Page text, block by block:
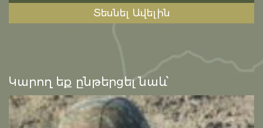
Տեսնել Ավելին
Կարող եք ընթերցել նաև՝